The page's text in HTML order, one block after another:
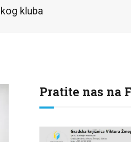
kluba
Pratite nas na